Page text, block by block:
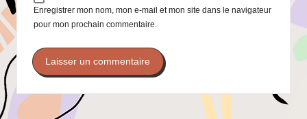
Enregistrer mon nom, mon e-mail et mon site dans le navigateur
pour mon prochain commentaire.